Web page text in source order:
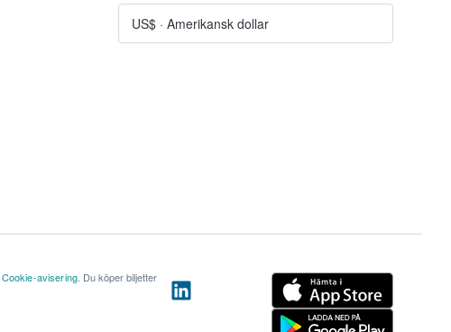
US$ ·Amerikansk dollar
Cookie-avisering . Du köper biljetter